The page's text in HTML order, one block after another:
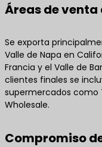
Áreas de
Se exporta
Valle de Napa en
Francia y el Valle de
clientes finales se
supermercados como
Wholesale.
Compromiso